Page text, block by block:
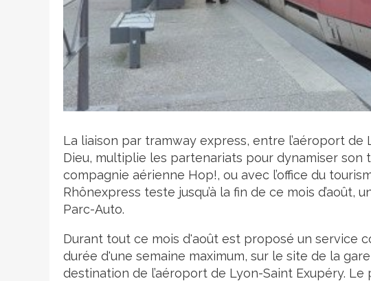
Crédit photo
La liaison par tramway express, entre l’aéroport
Dieu, multiplie les partenariats pour dynamiser son
compagnie aérienne Hop!, ou avec l’office du
Rhônexpress teste jusqu’à la fin de ce mois d’août,
Parc-Auto.
Durant tout ce mois d'août est proposé un service
durée d'une semaine maximum, sur le site de la
destination de l’aéroport de Lyon-Saint Exupéry.